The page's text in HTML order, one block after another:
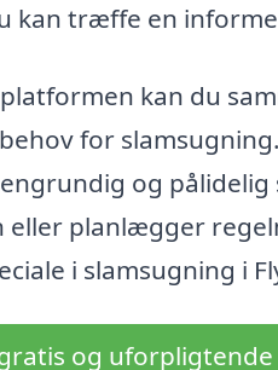
kan træffe en
kan du
for
og
eller planlægger
i slamsugning i
og uforpligtende